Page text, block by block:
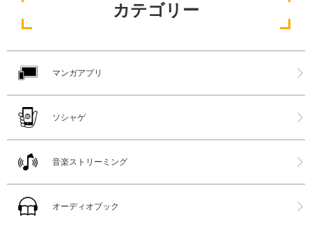
カテゴリー
マンガアプリ
ソシャゲ
音楽ストリーミング
オーディオブック